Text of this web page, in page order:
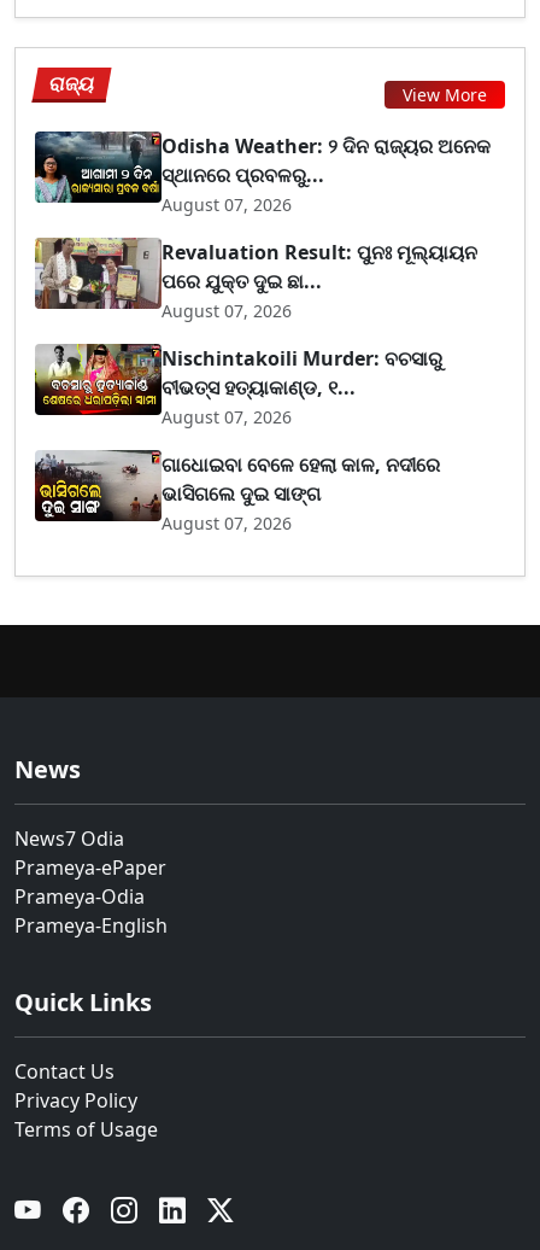
ରାଜ୍ୟ View More
Odisha Weather: ୨ ଦିନ ରାଜ୍ୟର ଅନେକ
ସ୍ଥାନରେ ପ୍ରବଳରୁ...
August 07, 2026
Revaluation Result: ପୁନଃ ମୂଲ୍ୟାୟନ
ପରେ ଯୁକ୍ତ ଦୁଇ ଛା...
August 07, 2026
Nischintakoili Murder: ବଚସାରୁ
ବୀଭତ୍ସ ହତ୍ୟାକାଣ୍ଡ, ୧...
August 07, 2026
ଗାଧୋଇବା ବେଳେ ହେଲା କାଳ, ନଦୀରେ
ଭାସିଗଲେ ଦୁଇ ସାଙ୍ଗ
August 07, 2026
News
News7 Odia
Prameya-ePaper
Prameya-Odia
Prameya-English
Quick Links
Contact Us
Privacy Policy
Terms of Usage
YouTube Facebook Instagram Linkedin